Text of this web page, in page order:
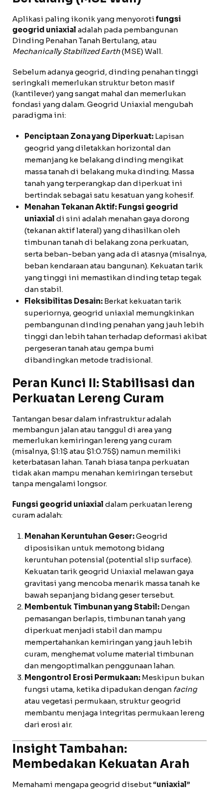
Aplikasi paling ikonik yang menyoroti fungsi
geogrid uniaxial adalah pada pembangunan
Dinding Penahan Tanah Bertulang, atau
Mechanically Stabilized Earth(MSE) Wall.
Sebelum adanya geogrid, dinding penahan tinggi
seringkali memerlukan struktur beton masif
(kantilever) yang sangat mahal dan memerlukan
fondasi yang dalam. Geogrid Uniaxial mengubah
paradigma ini:
Penciptaan Zona yang Diperkuat: Lapisan
geogrid yang diletakkan horizontal dan
memanjang ke belakang dinding mengikat
massa tanah di belakang muka dinding. Massa
tanah yang terperangkap dan diperkuat ini
bertindak sebagai satu kesatuan yang kohesif.
Menahan Tekanan Aktif: Fungsi geogrid
uniaxial di sini adalah menahan gaya dorong
(tekanan aktif lateral) yang dihasilkan oleh
timbunan tanah di belakang zona perkuatan,
serta beban-beban yang ada di atasnya (misalnya,
beban kendaraan atau bangunan). Kekuatan tarik
yang tinggi ini memastikan dinding tetap tegak
dan stabil.
Fleksibilitas Desain: Berkat kekuatan tarik
superiornya, geogrid uniaxial memungkinkan
pembangunan dinding penahan yang jauh lebih
tinggi dan lebih tahan terhadap deformasi akibat
pergeseran tanah atau gempa bumi
dibandingkan metode tradisional.
Peran Kunci II: Stabilisasi dan
Perkuatan Lereng Curam
Tantangan besar dalam infrastruktur adalah
membangun jalan atau tanggul di area yang
memerlukan kemiringan lereng yang curam
(misalnya, $1:1$ atau $1:0.75$) namun memiliki
keterbatasan lahan. Tanah biasa tanpa perkuatan
tidak akan mampu menahan kemiringan tersebut
tanpa mengalami longsor.
Fungsi geogrid uniaxial dalam perkuatan lereng
curam adalah:
Menahan Keruntuhan Geser:Geogrid
diposisikan untuk memotong bidang
keruntuhan potensial (potential slip surface).
Kekuatan tarik geogrid Uniaxial melawan gaya
gravitasi yang mencoba menarik massa tanah ke
bawah sepanjang bidang geser tersebut.
Membentuk Timbunan yang Stabil: Dengan
pemasangan berlapis, timbunan tanah yang
diperkuat menjadi stabil dan mampu
mempertahankan kemiringan yang jauh lebih
curam, menghemat volume material timbunan
dan mengoptimalkan penggunaan lahan.
Mengontrol Erosi Permukaan: Meskipun bukan
fungsi utama, ketika dipadukan dengan facing
atau vegetasi permukaan, struktur geogrid
membantu menjaga integritas permukaan lereng
dari erosi air.
Insight Tambahan:
Membedakan Kekuatan Arah
Memahami mengapa geogrid disebut “uniaxial”